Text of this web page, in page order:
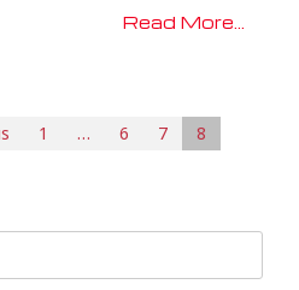
Read More...
1 … 6 7 8